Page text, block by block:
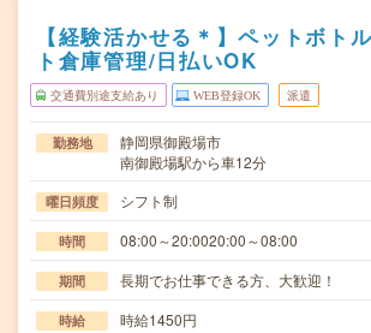
【経験活かせる＊】ペットボト
ト倉庫管理/日払いOK
交通費別途支給あり WEB登録OK 派遣
勤務地
静岡県御殿場市
南御殿場駅から車12分
曜日頻度 シフト制
時間 08:00～20:0020:00～08:00
期間 長期でお仕事できる方、大歓迎！
時給 時給1450円